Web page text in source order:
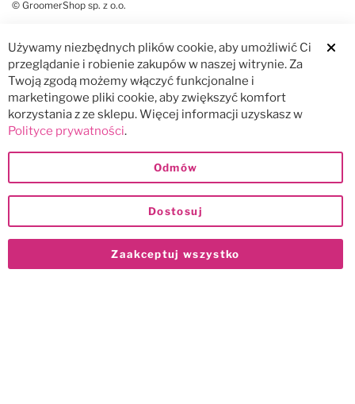
© GroomerShop sp. z o.o.
Używamy niezbędnych plików cookie, aby umożliwić Ci
przeglądanie i robienie zakupów w naszej witrynie. Za
Twoją zgodą możemy włączyć funkcjonalne i
marketingowe pliki cookie, aby zwiększyć komfort
korzystania z ze sklepu. Więcej informacji uzyskasz w
Polityce prywatności.
Zaakceptuj wszystko
Dostosuj
Odmów